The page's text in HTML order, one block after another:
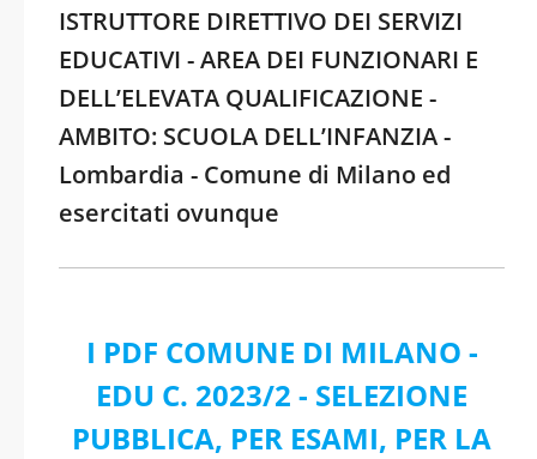
ISTRUTTORE DIRETTIVO DEI SERVIZI
EDUCATIVI - AREA DEI FUNZIONARI E
DELL’ELEVATA QUALIFICAZIONE -
AMBITO: SCUOLA DELL’INFANZIA -
Lombardia - Comune di Milano ed
esercitati ovunque
I PDF COMUNE DI MILANO -
EDU C. 2023/2 - SELEZIONE
PUBBLICA, PER ESAMI, PER LA